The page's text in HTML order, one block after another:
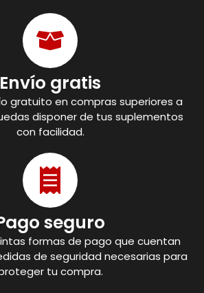
Envío gratis
gratuito en compras superiores a
disponer de tus suplementos
con facilidad.
seguro
formas de pago que cuentan
de seguridad necesarias para
tu compra.